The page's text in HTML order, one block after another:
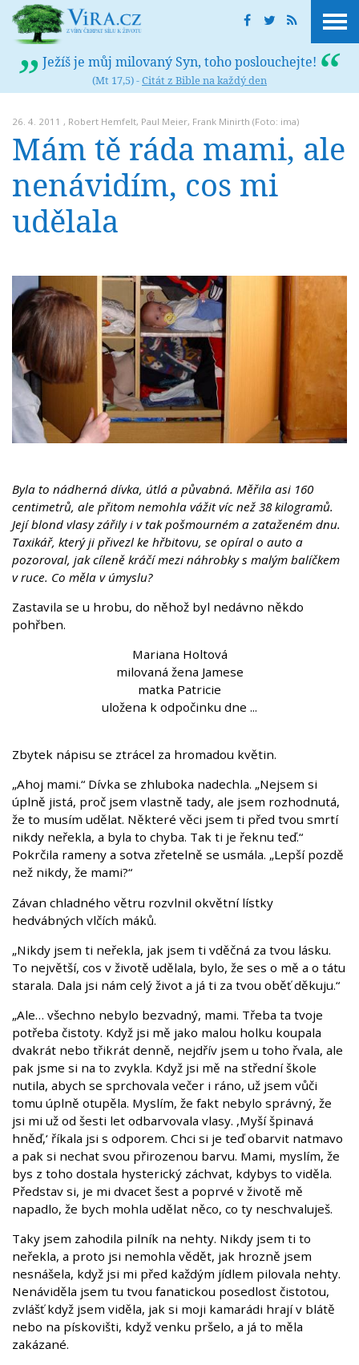
Ježíš je můj milovaný Syn, toho poslouchejte!
(Mt 17,5) -Citát z Bible na každý den
26. 4. 2011 , Robert Hemfelt, Paul Meier, Frank Minirth (Foto: ima)
Mám tě ráda mami, ale
nenávidím, cos mi
udělala
Byla to nádherná dívka, útlá a půvabná. Měřila asi 160
centimetrů, ale přitom nemohla vážit víc než 38 kilogramů.
Její blond vlasy zářily i v tak pošmourném a zataženém dnu.
Taxikář, který ji přivezl ke hřbitovu, se opíral o auto a
pozoroval, jak cíleně kráčí mezi náhrobky s malým balíčkem
v ruce. Co měla v úmyslu?
Zastavila se u hrobu, do něhož byl nedávno někdo
pohřben.
Mariana Holtová
milovaná žena Jamese
matka Patricie
uložena k odpočinku dne ...
Zbytek nápisu se ztrácel za hromadou květin.
„Ahoj mami.“ Dívka se zhluboka nadechla. „Nejsem si
úplně jistá, proč jsem vlastně tady, ale jsem rozhodnutá,
že to musím udělat. Některé věci jsem ti před tvou smrtí
nikdy neřekla, a byla to chyba. Tak ti je řeknu teď.“
Pokrčila rameny a sotva zřetelně se usmála. „Lepší pozdě
než nikdy, že mami?“
Závan chladného větru rozvlnil okvětní lístky
hedvábných vlčích máků.
„Nikdy jsem ti neřekla, jak jsem ti vděčná za tvou lásku.
To největší, cos v životě udělala, bylo, že ses o mě a o tátu
starala. Dala jsi nám celý život a já ti za tvou oběť děkuju.“
„Ale… všechno nebylo bezvadný, mami. Třeba ta tvoje
potřeba čistoty. Když jsi mě jako malou holku koupala
dvakrát nebo třikrát denně, nejdřív jsem u toho řvala, ale
pak jsme si na to zvykla. Když jsi mě na střední škole
nutila, abych se sprchovala večer i ráno, už jsem vůči
tomu úplně otupěla. Myslím, že fakt nebylo správný, že
jsi mi už od šesti let odbarvovala vlasy. ,Myší špinavá
hněď,‘ říkala jsi s odporem. Chci si je teď obarvit natmavo
a pak si nechat svou přirozenou barvu. Mami, myslím, že
bys z toho dostala hysterický záchvat, kdybys to viděla.
Představ si, je mi dvacet šest a poprvé v životě mě
napadlo, že bych mohla udělat něco, co ty neschvaluješ.
Taky jsem zahodila pilník na nehty. Nikdy jsem ti to
neřekla, a proto jsi nemohla vědět, jak hrozně jsem
nesnášela, když jsi mi před každým jídlem pilovala nehty.
Nenáviděla jsem tu tvou fanatickou posedlost čistotou,
zvlášť když jsem viděla, jak si moji kamarádi hrají v blátě
nebo na pískovišti, když venku pršelo, a já to měla
zakázané.